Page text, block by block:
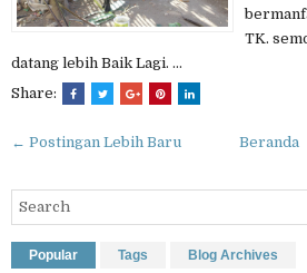
TK.
datang lebih Baik Lagi. ...
Share:
← Postingan Lebih Baru Beranda
Popular Tags Blog Archives